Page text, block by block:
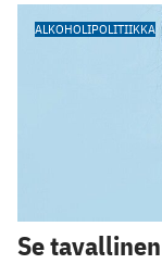
ALKOHOLIPOLITIIKKA
Se